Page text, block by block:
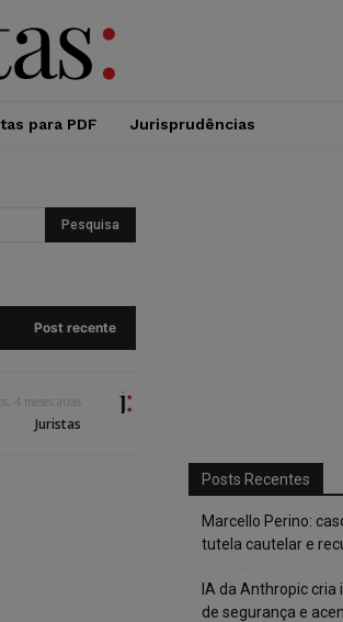
para PDF Jurisprudências
Post recente
4 meses atrás
Juristas
Posts Recentes
Marcello Perino:
tutela cautelar e
IA da Anthropic
de segurança e